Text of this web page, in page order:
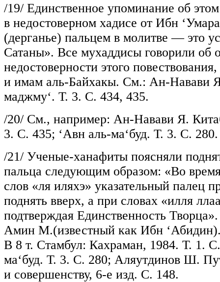
/19/ Единственное упоминание об этом
в недостоверном хадисе от Ибн
(дерганье) пальцем в молитве — это
Сатаны». Все мухаддисы говорили об
недостоверности этого
и имам аль-Байхакы. См.: Ан-Навави
маджму‘. Т. 3. С. 434, 435.
/20/ См., например: Ан-Навави Я.
3. С. 435; ‘Авн аль-ма‘буд. Т. 3. С. 280.
/21/ Ученые-ханафиты поясняли
пальца следующим образом: «Во
слов «ля иляхэ» указательный палец
поднять вверх, а при словах «илля
подтверждая Единственность
Амин М.(известный как Ибн ‘Абидин).
В 8 т. Стамбул: Кахраман, 1984. Т. 1.
ма‘буд. Т. 3. С. 280; Аляутдинов Ш.
и совершенству, 6-е изд. С. 148.